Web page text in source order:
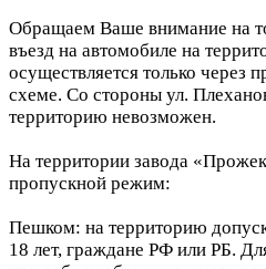
Обращаем Ваше внимание на
въезд на автомобиле на
осуществляется только через
схеме. Со стороны ул.
территорию невозможен.
На территории завода
пропускной режим:
Пешком: на территорию
18 лет, граждане РФ или РБ.